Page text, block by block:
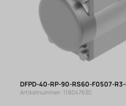
DFPD-40-RP-90-RS60-F0507-
Artikelnummer: 118047630